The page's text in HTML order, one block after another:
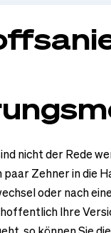
nicht der Rede
paar Zehner in die
oder nach
Ihre